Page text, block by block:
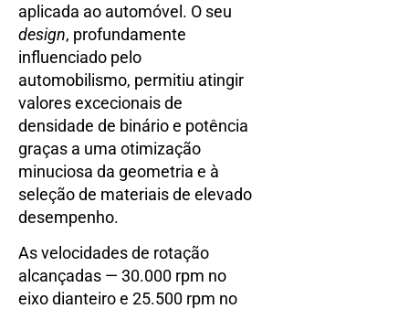
aplicada ao automóvel. O seu
design, profundamente
influenciado pelo
automobilismo, permitiu atingir
valores excecionais de
densidade de binário e potência
graças a uma otimização
minuciosa da geometria e à
seleção de materiais de elevado
desempenho.
As velocidades de rotação
alcançadas — 30.000 rpm no
eixo dianteiro e 25.500 rpm no